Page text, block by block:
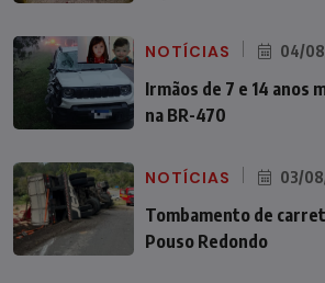
NOTÍCIAS 04/
Irmãos de 7 e 14 anos
na BR-470
NOTÍCIAS 03/
Tombamento de
Pouso Redondo